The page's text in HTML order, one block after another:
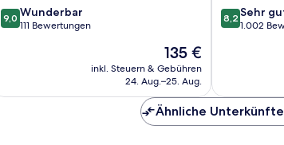
9.0
von
9,0 Wunderbar
111 Bewertungen
Der
Preis
beträgt
135 €
inkl. Steuern & Gebühren
24. Aug.–25. Aug.
8.2
von
8,2 Sehr
1.002
Ähnliche